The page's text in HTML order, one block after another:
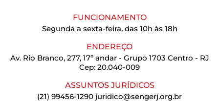
FUNCIONAMENTO
Segunda a sexta-feira, das 10h às 18h
ENDEREÇO
Av. Rio Branco, 277, 17º andar - Grupo 1703 Centro - RJ
Cep: 20.040-009
ASSUNTOS JURÍDICOS
(21) 99456-1290 juridico@sengerj.org.br